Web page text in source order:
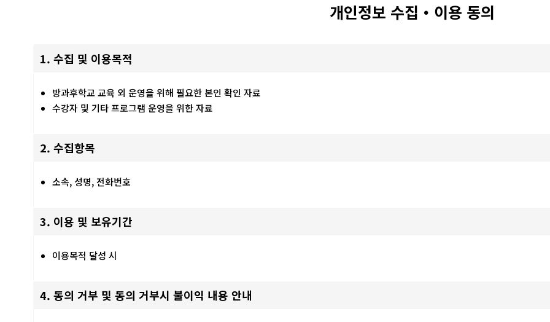
개인정보 수집・이용 동의
1. 수집 및 이용목적
방과후학교 교육 외 운영을 위해 필요한 본인 확인 자료
수강자 및 기타 프로그램 운영을 위한 자료
2. 수집항목
소속, 성명, 전화번호
3. 이용 및 보유기간
이용목적 달성 시
4. 동의 거부 및 동의 거부시 불이익 내용 안내